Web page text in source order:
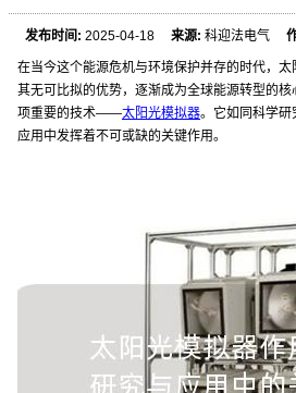
发布时间: 2025-04-18来源: 科迎法电气
在当今这个能源危机与环境保护并存的时代，
其无可比拟的优势，逐渐成为全球能源转型的
项重要的技术——太阳光模拟器。它如同科学研
应用中发挥着不可或缺的关键作用。